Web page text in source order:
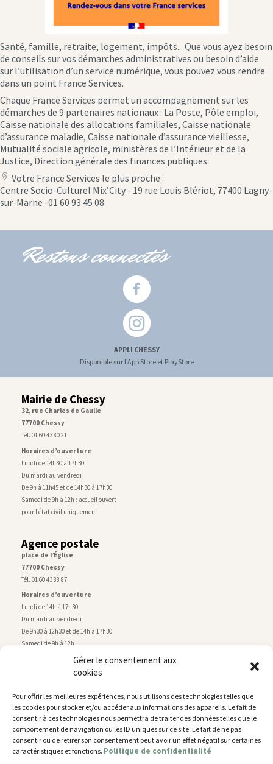
Gérer le consentement aux
cookies
Pour offrir les meilleures expériences, nous utilisons des technologies telles que
les cookies pour stocker et/ou accéder aux informations des appareils. Le fait de
consentir à ces technologies nous permettra de traiter des données telles que le
comportement de navigation ou les ID uniques sur ce site. Le fait de ne pas
consentir ou de retirer son consentement peut avoir un effet négatif sur certaines
caractéristiques et fonctions. Politique de confidentialité
Santé, famille, retraite, logement, impôts... Que vous ayez besoin
de conseils sur vos démarches administratives ou besoin d’aide
sur l’utilisation d’un service numérique, vous pouvez vous rendre
dans un point France Services.
Chaque France Services permet un accompagnement sur les
démarches de 9 partenaires nationaux : La Poste, Pôle emploi,
Caisse nationale des allocations familiales, Caisse nationale
d’assurance maladie, Caisse nationale d’assurance vieillesse,
Mutualité sociale agricole, ministères de l’Intérieur et de la
Justice, Direction générale des finances publiques.
location
icon
Votre France Services le plus proche :
Centre Socio-Culturel Mix’City - 19 rue Louis Blériot, 77400 Lagny-
sur-Marne -01 60 93 45 08
Restons connectés
APPLI CHESSY
Disponible sur l'App Store et PlayStore
Mairie de Chessy
32, rue Charles de Gaulle
77700 Chessy
Tél. 01 60 43 80 21
Horaires d’ouverture
Lundi de 14h30 à 17h30
Du mardi au vendredi
De 9h à 11h45 et de 14h30 à 17h30
Samedi de 9h à 12h : accueil ouvert
pour l’état civil uniquement
Agence postale
place de l’Église
77700 Chessy
Tél. 01 60 43 88 87
Horaires d’ouverture
Lundi de 14h à 17h30
Du mardi au vendredi
De 9h30 à 12h30 et de 14h à 17h30
Samedi de 9h à 12h
Service technique
rue de Montry–77700 Chessy
Tél. 01 60 43 52 63
Horaires d’ouverture
Lundi, mardi et jeudi
De 9h à 11h45 et de 14h30 à 17h30